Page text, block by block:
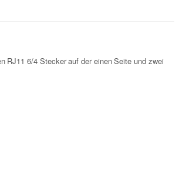
RJ11 6/4 Stecker auf der einen Seite und zwei